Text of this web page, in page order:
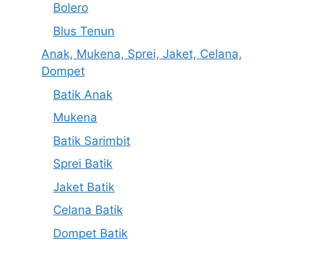
Bolero
Blus Tenun
Anak, Mukena, Sprei, Jaket, Celana,
Dompet
Batik Anak
Mukena
Batik Sarimbit
Sprei Batik
Jaket Batik
Celana Batik
Dompet Batik